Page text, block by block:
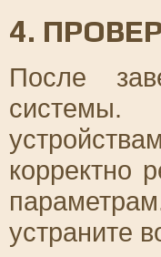
4.
После
системы.
корректно
устраните